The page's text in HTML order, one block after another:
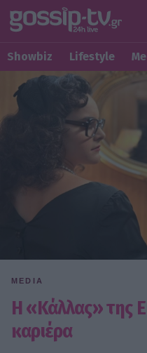
Showbiz Lifestyle
MEDIA
Η «Κάλλας» της
καριέρα